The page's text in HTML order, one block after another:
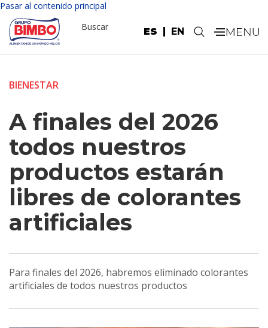
Pasar al contenido principal
ES EN
Buscar .
BIENESTAR
A finales del 2026
todos nuestros
productos estarán
libres de colorantes
artificiales
Para finales del 2026, habremos eliminado colorantes
artificiales de todos nuestros productos